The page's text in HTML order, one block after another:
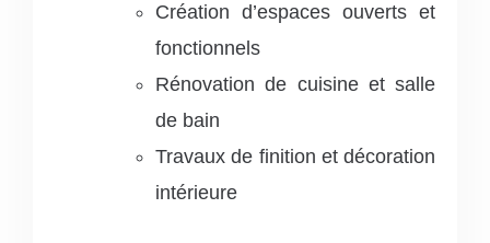
Création d’espaces ouverts et
fonctionnels
Rénovation de cuisine et salle
de bain
Travaux de finition et décoration
intérieure